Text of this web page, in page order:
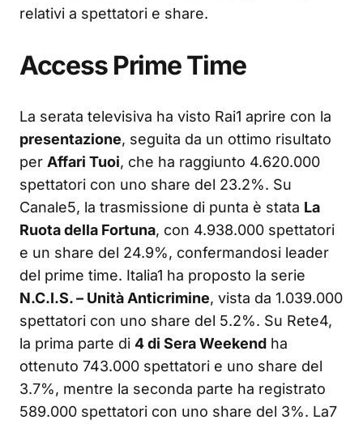
relativi a spettatori e share.
Access Prime Time
La serata televisiva ha visto Rai1 aprire con la
presentazione, seguita da un ottimo risultato
per Affari Tuoi, che ha raggiunto 4.620.000
spettatori con uno share del 23.2%. Su
Canale5, la trasmissione di punta è stata La
Ruota della Fortuna, con 4.938.000 spettatori
e un share del 24.9%, confermandosi leader
del prime time. Italia1 ha proposto la serie
N.C.I.S. – Unità Anticrimine, vista da 1.039.000
spettatori con uno share del 5.2%. Su Rete4,
la prima parte di 4 di Sera Weekend ha
ottenuto 743.000 spettatori e uno share del
3.7%, mentre la seconda parte ha registrato
589.000 spettatori con uno share del 3%. La7